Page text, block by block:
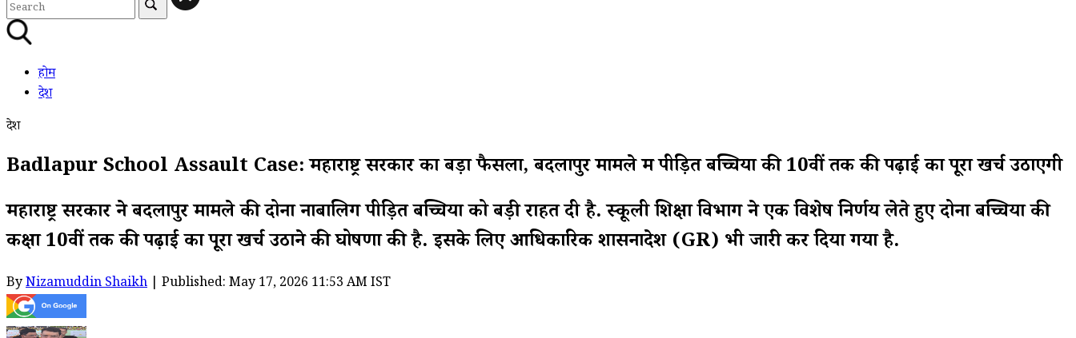
होम
देश
देश
Badlapur School Assault Case: महाराष्ट्र सरकार का बड़ा फैसला, बदलापुर मामले में पीड़ित बच्चियों की 10वीं तक की पढ़ाई का पूरा खर्च उठाएगी
महाराष्ट्र सरकार ने बदलापुर मामले की दोनों नाबालिग पीड़ित बच्चियों को बड़ी राहत दी है. स्कूली शिक्षा विभाग ने एक विशेष निर्णय लेते हुए दोनों बच्चियों की
कक्षा 10वीं तक की पढ़ाई का पूरा खर्च उठाने की घोषणा की है. इसके लिए आधिकारिक शासनादेश (GR) भी जारी कर दिया गया है.
ByNizamuddin Shaikh | Published: May 17, 2026 11:53 AM IST